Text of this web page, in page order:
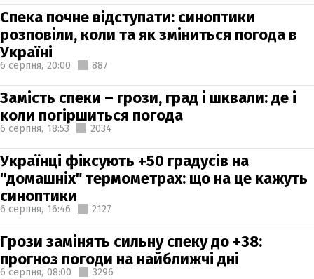
Спека почне відступати: синоптики
розповіли, коли та як зміниться погода в
Україні
6 серпня, 20:00 887
Замість спеки – грози, град і шквали: де і
коли погіршиться погода
6 серпня, 18:53 2034
Українці фіксують +50 градусів на
"домашніх" термометрах: що на це кажуть
синоптики
6 серпня, 16:46 2127
Грози замінять сильну спеку до +38:
прогноз погоди на найближчі дні
6 серпня, 08:00 3296